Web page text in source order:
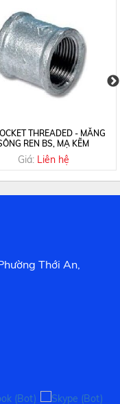
THREADED - MĂNG
REN BS, MẠ KẼM
Giá: Liên hệ
Thới An,